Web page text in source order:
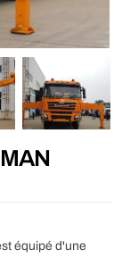
équipé d'une